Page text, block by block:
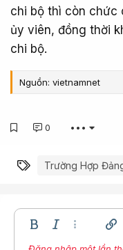
chi bộ thì còn chức
ủy viên, đồng thời
chi bộ.
Nguồn: vietnamnet
0 •••
Từ khóa
Trường Hợp
Bold In nghiêngThêm tùy